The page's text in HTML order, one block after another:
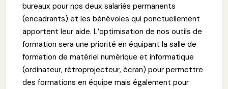
bureaux pour nos deux salariés permanents
(encadrants) et les bénévoles qui ponctuellement
apportent leur aide. L’optimisation de nos outils de
formation sera une priorité en équipant la salle de
formation de matériel numérique et informatique
(ordinateur, rétroprojecteur, écran) pour permettre
des formations en équipe mais également pour